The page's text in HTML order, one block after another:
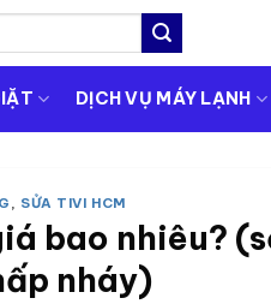
DỊCH VỤ MÁY LẠNH
, SỬA TIVI HCM
bao nhiêu?
nháy)